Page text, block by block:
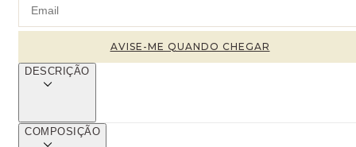
DESCRIÇÃO
COMPOSIÇÃO